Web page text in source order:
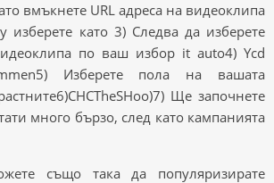
вмъкнете URL адреса на видеоклипа
изберете като 3) Следва да изберете
по ваш избор it auto4) Ycd
Изберете пола на вашата
Ще започнете
много бързо, след като кампанията
също така да популяризирате